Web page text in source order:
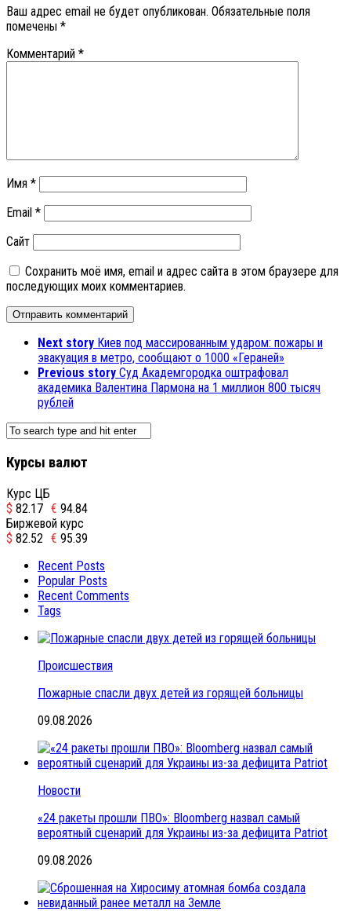
Ваш адрес email не будет опубликован. Обязательные поля
помечены *
Комментарий *
Имя *
Email *
Сайт
Сохранить моё имя, email и адрес сайта в этом браузере для
последующих моих комментариев.
Next story Киев под массированным ударом: пожары и
эвакуация в метро, сообщают о 1000 «Гераней»
Previous story Суд Академгородка оштрафовал
академика Валентина Пармона на 1 миллион 800 тысяч
рублей
Курсы валют
Курс ЦБ
$ 82.17 € 94.84
Биржевой курс
$ 82.52 € 95.39
Recent Posts
Popular Posts
Recent Comments
Tags
Происшествия
Пожарные спасли двух детей из горящей больницы
09.08.2026
Новости
«24 ракеты прошли ПВО»: Bloomberg назвал самый
вероятный сценарий для Украины из-за дефицита Patriot
09.08.2026